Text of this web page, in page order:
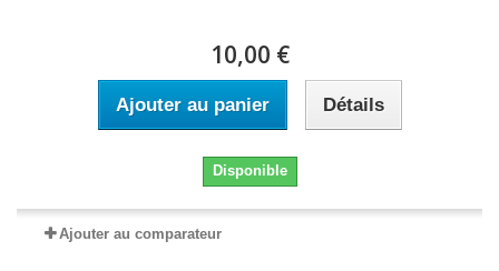
10,00 €
Ajouter au panier Détails
Disponible
Ajouter au comparateur